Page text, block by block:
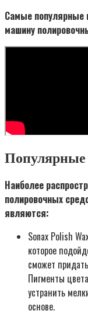
Самые популярные
машину
Популярные
Наиболее
полировочных
являются:
Sonax Polish
которое
сможет
Пигменты
устранить
основе.